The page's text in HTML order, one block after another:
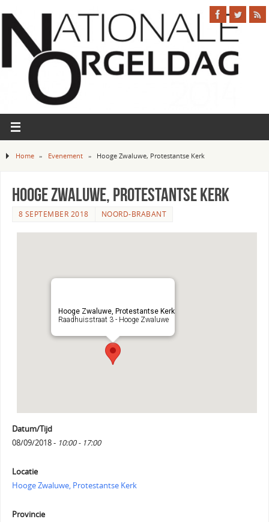
Home » Evenement » Hooge Zwaluwe, Protestantse Kerk
Hooge Zwaluwe, Protestantse Kerk
8 SEPTEMBER 2018 NOORD-BRABANT
Hooge Zwaluwe, Protestantse Kerk
Raadhuisstraat 3 - Hooge Zwaluwe
Datum/Tijd
08/09/2018 - 10:00 - 17:00
Locatie
Hooge Zwaluwe, Protestantse Kerk
Provincie